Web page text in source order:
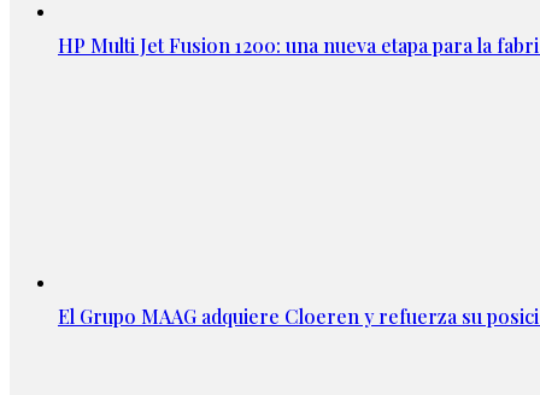
HP Multi Jet Fusion 1200: una nueva etapa para la
El Grupo MAAG adquiere Cloeren y refuerza su